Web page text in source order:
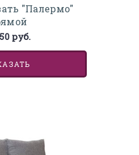
"Палермо"
руб.